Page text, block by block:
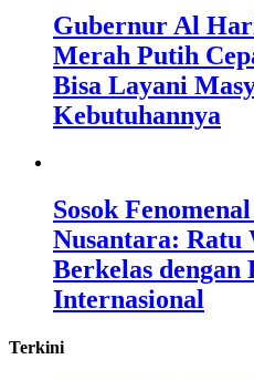
Gubernur Al
Merah Putih
Bisa Layani
Kebutuhannya
Sosok
Nusantara: Ratu
Berkelas dengan
Internasional
Terkini